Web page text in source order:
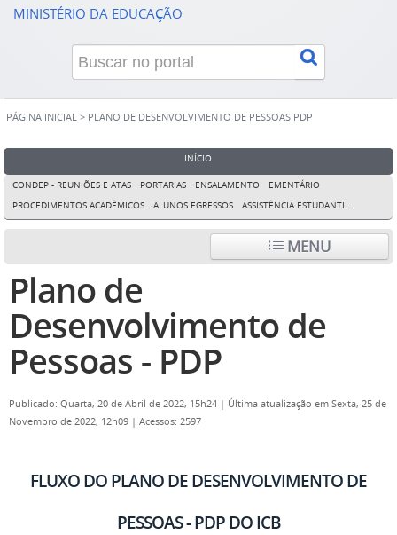
MINISTÉRIO DA EDUCAÇÃO
PÁGINA INICIAL > PLANO DE DESENVOLVIMENTO DE PESSOAS PDP
INÍCIO
CONDEP - REUNIÕES E ATAS PORTARIAS ENSALAMENTO
EMENTÁRIO
PROCEDIMENTOS ACADÊMICOS
ALUNOS EGRESSOS ASSISTÊNCIA ESTUDANTIL
MENU
Plano de
Desenvolvimento de
Pessoas - PDP
Publicado: Quarta, 20 de Abril de 2022, 15h24 | Última atualização em Sexta, 25 de
Novembro de 2022, 12h09 | Acessos: 2597
FLUXO DO PLANO DE DESENVOLVIMENTO DE
PESSOAS - PDP DO ICB